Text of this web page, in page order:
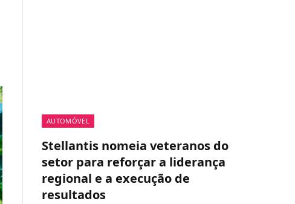
AUTOMÓVEL
Stellantis nomeia veteranos do
setor para reforçar a liderança
regional e a execução de
resultados